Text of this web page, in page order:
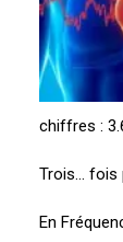
chiffres :
Trois… fois
En